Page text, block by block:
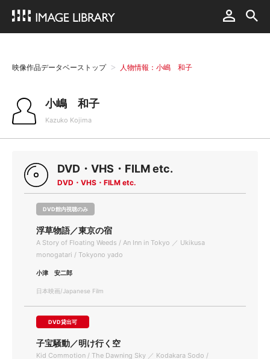
映像作品データベーストップ 人物情報：小嶋 和子
小嶋 和子
Kazuko Kojima
DVD・VHS・FILM etc.
DVD・VHS・FILM etc.
DVD館内視聴のみ
浮草物語／東京の宿
A Story of Floating Weeds / An Inn in Tokyo ／ Ukikusa
monogatari / Tokyono yado
小津 安二郎
日本映画/Japanese Film
DVD貸出可
子宝騒動／明け行く空
Kid Commotion / The Dawning Sky ／ Kodakara Sodo /